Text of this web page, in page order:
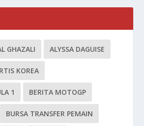
GHAZALI ALYSSA DAGUISE
KOREA
1 BERITA MOTOGP
BURSA TRANSFER PEMAIN